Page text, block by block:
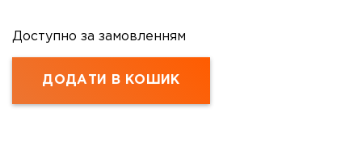
Доступно за замовленням
ДОДАТИ В КОШИК